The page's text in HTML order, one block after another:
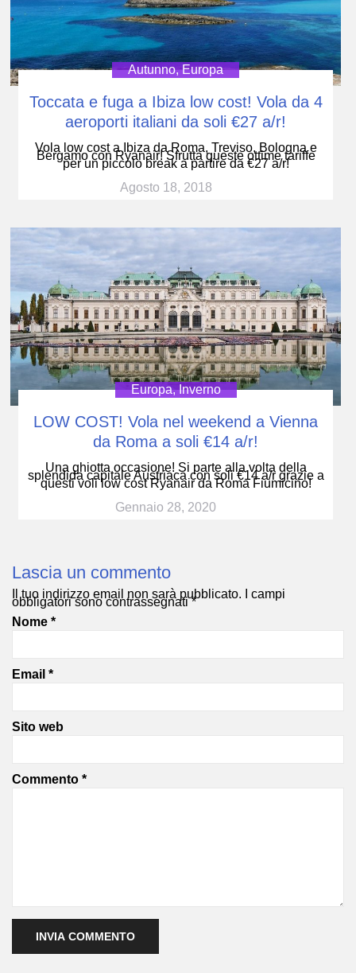
Autunno,Europa
Toccata e fuga a Ibiza low cost! Vola da 4
aeroporti italiani da soli €27 a/r!
Vola low cost a Ibiza da Roma, Treviso, Bologna e
Bergamo con Ryanair! Sfrutta queste ottime tariffe
per un piccolo break a partire da €27 a/r!
Agosto 18, 2018
Europa,Inverno
LOW COST! Vola nel weekend a Vienna
da Roma a soli €14 a/r!
Una ghiotta occasione! Si parte alla volta della
splendida capitale Austriaca con soli €14 a/r grazie a
questi voli low cost Ryanair da Roma Fiumicino!
Gennaio 28, 2020
Lascia un commento
Il tuo indirizzo email non sarà pubblicato. I campi
obbligatori sono contrassegnati*
Nome *
Email *
Sito web
Commento *